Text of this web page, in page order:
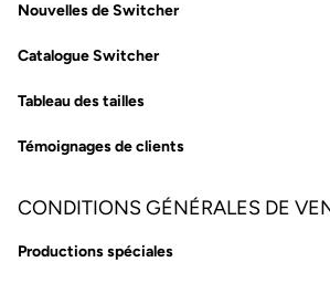
Nouvelles de Switcher
Catalogue Switcher
Tableau des tailles
Témoignages de clients
CONDITIONS GÉNÉRALES DE
Productions spéciales